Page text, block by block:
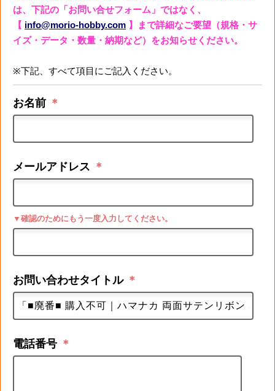
は、下記の「お問い合せフォーム」ではなく、
【 info@morio-hobby.com 】まで詳細なご要望（規格・サ
イズ・データ・数量・納期など）をお知らせください。
※下記、すべて項目にご記入ください。
お名前 ＊
メールアドレス ＊
▼確認のためにもう一度入力してください。
お問い合わせタイトル ＊
電話番号 ＊